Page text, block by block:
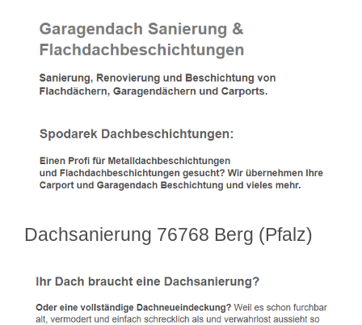
Dachsanierung 76768 Berg (Pfalz)